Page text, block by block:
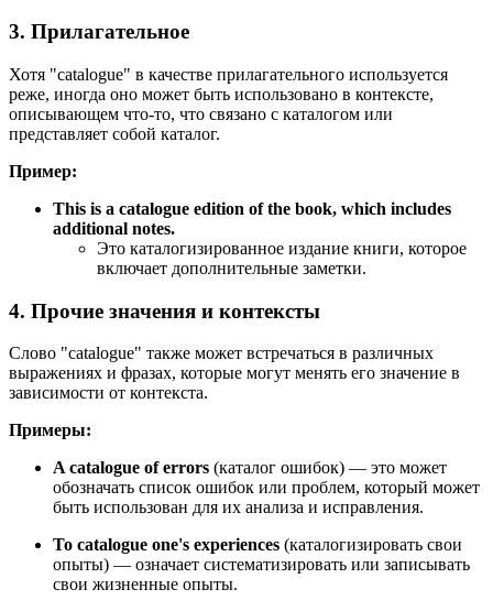
3. Прилагательное
Хотя "catalogue" в качестве прилагательного используется
реже, иногда оно может быть использовано в контексте,
описывающем что-то, что связано с каталогом или
представляет собой каталог.
Пример:
This is a catalogue edition of the book, which includes
additional notes.
Это каталогизированное издание книги, которое
включает дополнительные заметки.
4. Прочие значения и контексты
Слово "catalogue" также может встречаться в различных
выражениях и фразах, которые могут менять его значение в
зависимости от контекста.
Примеры:
A catalogue of errors (каталог ошибок) — это может
обозначать список ошибок или проблем, который может
быть использован для их анализа и исправления.
To catalogue one's experiences (каталогизировать свои
опыты) — означает систематизировать или записывать
свои жизненные опыты.